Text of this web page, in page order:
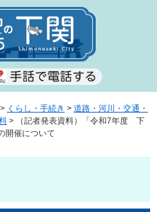
> くらし・手続き > 道路・河川・交通・
>
（記者発表資料）「令和7年度 下
開催について